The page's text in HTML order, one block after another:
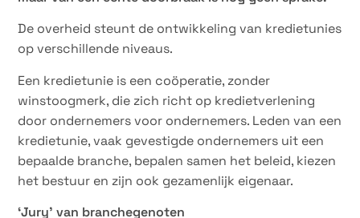
De overheid steunt de ontwikkeling van kredietunies
op verschillende niveaus.
Een kredietunie is een coöperatie, zonder
winstoogmerk, die zich richt op kredietverlening
door ondernemers voor ondernemers. Leden van een
kredietunie, vaak gevestigde ondernemers uit een
bepaalde branche, bepalen samen het beleid, kiezen
het bestuur en zijn ook gezamenlijk eigenaar.
‘Jury’ van branchegenoten